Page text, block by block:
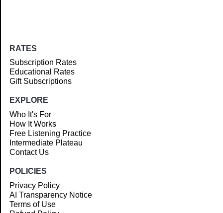
RATES
Subscription Rates
Educational Rates
Gift Subscriptions
EXPLORE
Who It's For
How It Works
Free Listening Practice
Intermediate Plateau
Contact Us
POLICIES
Privacy Policy
AI Transparency Notice
Terms of Use